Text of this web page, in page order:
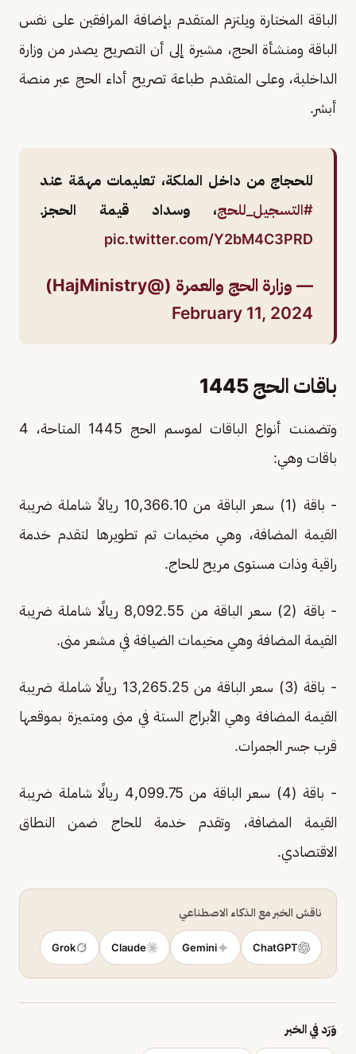
الباقة المختارة ويلتزم المتقدم بإضافة المرافقين على نفس
الباقة ومنشأة الحج، مشيرة إلى أن التصريح يصدر من وزارة
الداخلية، وعلى المتقدم طباعة تصريح أداء الحج عبر منصة
أبشر.
للحجاج من داخل الملكة، تعليمات مهمّة عند
#التسجيل_للحج، وسداد قيمة الحجز.
pic.twitter.com/Y2bM4C3PRD
— وزارة الحج والعمرة (@HajMinistry)
February 11, 2024
باقات الحج 1445
وتضمنت أنواع الباقات لموسم الحج 1445 المتاحة، 4
باقات وهي:
- باقة (1) سعر الباقة من 10,366.10 ريالاً شاملة ضريبة
القيمة المضافة، وهي مخيمات تم تطويرها لتقدم خدمة
راقية وذات مستوى مريح للحاج.
- باقة (2) سعر الباقة من 8,092.55 ريالًا شاملة ضريبة
القيمة المضافة وهي مخيمات الضيافة في مشعر منى.
- باقة (3) سعر الباقة من 13,265.25 ريالًا شاملة ضريبة
القيمة المضافة وهي الأبراج الستة في منى ومتميزة بموقعها
قرب جسر الجمرات.
- باقة (4) سعر الباقة من 4,099.75 ريالًا شاملة ضريبة
القيمة المضافة، وتقدم خدمة للحاج ضمن النطاق
الاقتصادي.
ناقش الخبر مع الذكاء الاصطناعي
ChatGPT
Gemini
Claude
Grok
وَرَد في الخبر